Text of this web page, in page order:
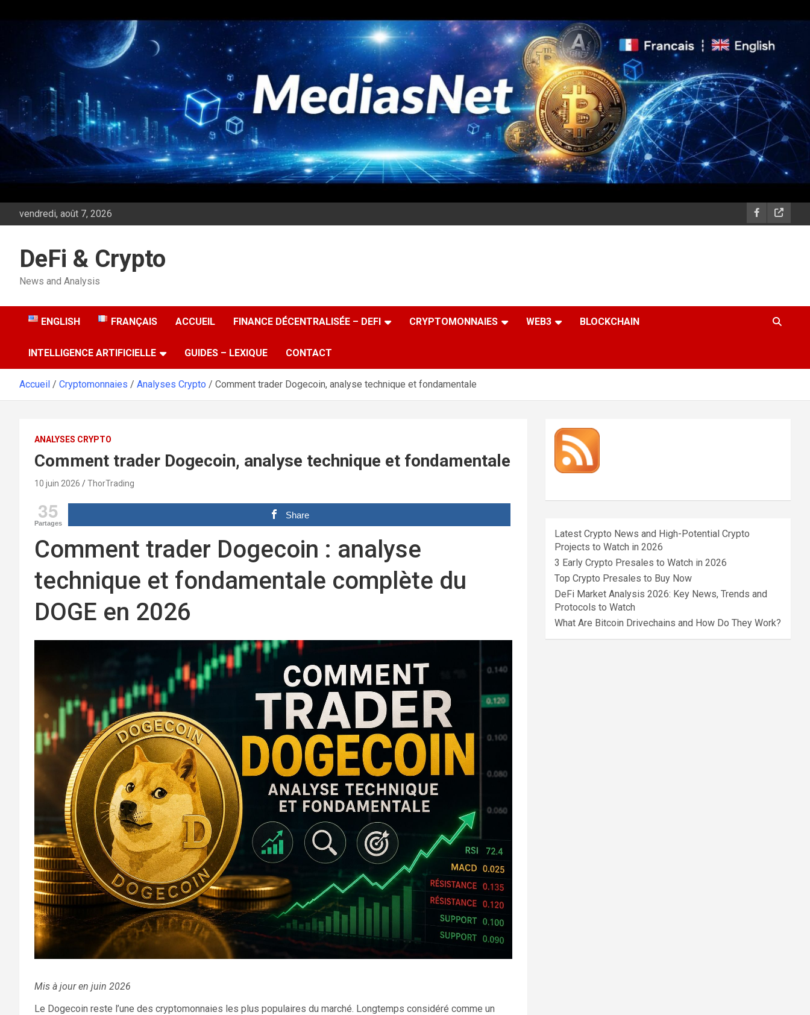
vendredi, août 7, 2026
DeFi & Crypto
News and Analysis
ENGLISH FRANÇAIS ACCUEIL FINANCE DÉCENTRALISÉE – DEFI CRYPTOMONNAIES WEB3 BLOCKCHAIN
INTELLIGENCE ARTIFICIELLE GUIDES – LEXIQUE CONTACT
Accueil Cryptomonnaies Analyses Crypto Comment trader Dogecoin, analyse technique et fondamentale
ANALYSES CRYPTO
Comment trader Dogecoin, analyse technique et fondamentale
10 juin 2026 ThorTrading
35
Partages
Share
Comment trader Dogecoin : analyse
technique et fondamentale complète du
DOGE en 2026
Mis à jour en juin 2026
Le Dogecoin reste l’une des cryptomonnaies les plus populaires du marché. Longtemps considéré comme un
Latest Crypto News and High-Potential Crypto
Projects to Watch in 2026
3 Early Crypto Presales to Watch in 2026
Top Crypto Presales to Buy Now
DeFi Market Analysis 2026: Key News, Trends and
Protocols to Watch
What Are Bitcoin Drivechains and How Do They Work?